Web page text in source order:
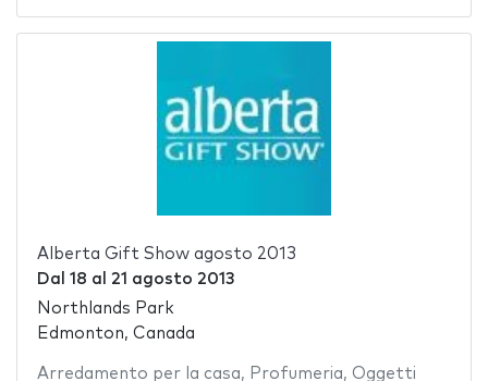
Alberta Gift Show agosto 2013
Dal 18 al 21 agosto 2013
Northlands Park
Edmonton, Canada
Arredamento per la casa, Profumeria, Oggetti